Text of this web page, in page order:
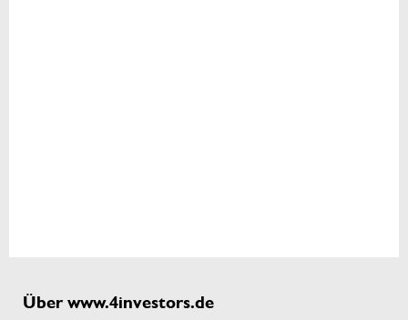
Über www.4investors.de